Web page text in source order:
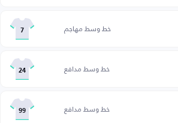
خط وسط مهاجم 7
خط وسط مدافع 24
خط وسط مدافع 99